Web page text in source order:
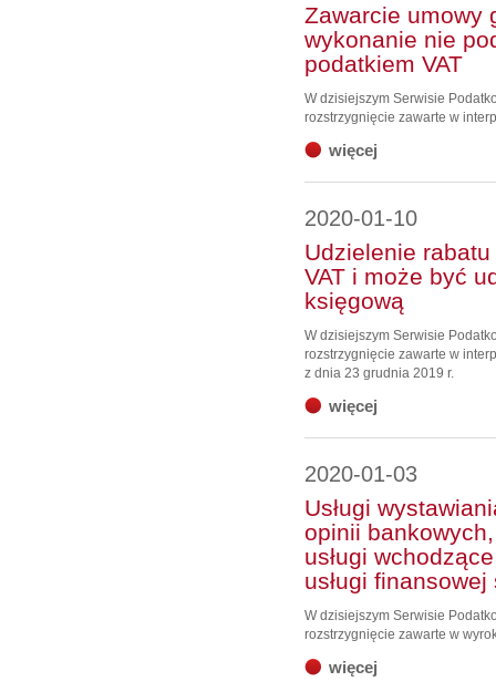
Zawarcie umowy
wykonanie nie
podatkiem VAT
W dzisiejszym Serwisie
rozstrzygnięcie zawarte w
więcej
2020-01-10
Udzielenie
VAT i może być
księgową
W dzisiejszym Serwisie
rozstrzygnięcie zawarte w
z dnia 23 grudnia 2019 r.
więcej
2020-01-03
Usługi
opinii
usługi
usługi
W dzisiejszym Serwisie
rozstrzygnięcie zawarte w
więcej